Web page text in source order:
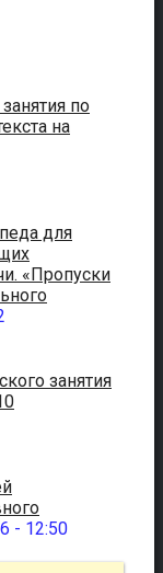
по
на
для
«Пропуски
занятия
- 12:50